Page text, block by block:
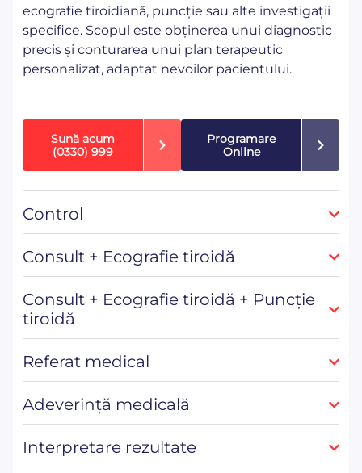
ecografie tiroidiană, puncție sau alte investigații
specifice. Scopul este obținerea unui diagnostic
precis și conturarea unui plan terapeutic
personalizat, adaptat nevoilor pacientului.
Sună acum
(0330) 999
Programare
Online
Control
Consult + Ecografie tiroidă
Consult + Ecografie tiroidă + Puncție
tiroidă
Referat medical
Adeverință medicală
Interpretare rezultate